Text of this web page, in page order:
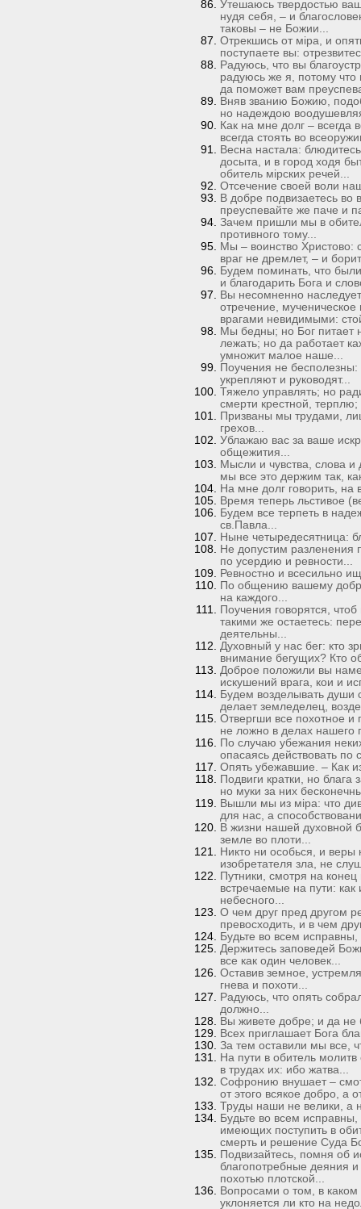
Утешаюсь твердостью
нудя себя, – и
таковы – не Божии...
Отрекшись от мiра, и
поступаете вы:
Радуюсь, что вы
радуюсь же я, потому
да поможет вам
Вняв званию Божию,
но надеждою
Как на мне долг – всегда
всегда стоять во
Весна настала:
досыта, и в город ходя
обитель мiрских речей...
Отсечение своей воли
В добре подвизаетесь во
преуспевайте же паче и
Зачем пришли мы в
противного тому...
Мы – воинство Христово:
враг не дремлет, – и
Будем поминать, что
и благодарить Бога и
Вы несомненно
отречение,
врагами невидимыми:
Мы бедны; но Бог питает
лежать; но да работает
умножит малое наше...
Поучения не
укрепляют и руководят...
Тяжело управлять; но
смерти крестной,
Призваны мы трудами,
грехов...
Ублажаю вас за ваше
общежития...
Мысли и чувства, слова
мы все это держим так,
На мне долг говорить, на
Время теперь льстивое
Будем все терпеть в
св.Павла...
Ныне четыредесятница:
Не допустим разленения
по усердию и ревности...
Ревностно и всесильно
По общению вашему
на каждого...
Поучения говорятся,
такими же остаетесь:
деятельны...
Духовный у нас бег: кто
внимание бегущих? Кто
Доброе положили вы
искушений врага, кои и
Будем возделывать души
делает земледелец,
Отвергши все похотное и
не ложно в делах нашего
По случаю убежания
опасаясь действовать
Опять убежавшие. – Как
Подвиги кратки, но
но муки за них
Вышли мы из мiра: что
для нас, а
В жизни нашей духовной
земле во плоти...
Никто ни особься, и веры
изобретателя зла, не
Путники, смотря на конец
встречаемые на пути:
небесного...
О чем друг пред другом
превосходить, и в чем
Будьте во всем
Держитесь заповедей
все как один человек...
Оставив земное,
гнева и похоти...
Радуюсь, что опять
должно...
Вы живете добре; и да не
Всех приглашает Бога
За тем оставили мы все,
На пути в обитель
в трудах их: ибо жатва...
Софронию внушает –
от этого всякое добро, а
Труды наши не велики, а
Будьте во всем
имеющих поступить в
смерть и решение Суда
Подвизайтесь, помня об
благопотребные деяния
похотью плотской...
Вопросами о том, в
уклоняется ли кто на